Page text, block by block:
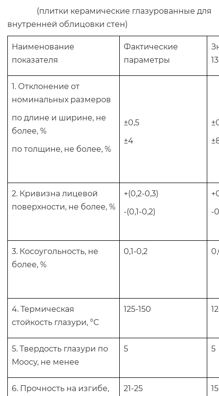
(плитки керамические глазурованные для
внутренней облицовки стен)
Наименование
показателя
Фактические
параметры
1. Отклонение от
номинальных размеров
по длине и ширине, не
более, %
по толщине, не более, %
±0,5
±4
2. Кривизна лицевой
поверхности, не более, %
+(0,2-0,3)
-(0,1-0,2)
-
3. Косоугольность, не
более, %
0,1-0,2
4. Термическая
стойкость глазури, °С
125-150
5. Твердость глазури по
Моосу, не менее
5 5
6. Прочность на изгибе,
21-25 15